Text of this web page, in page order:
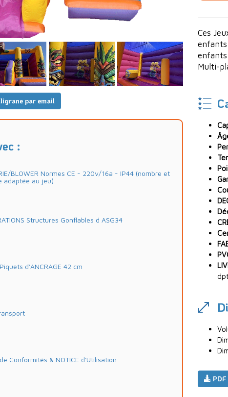
par email
:
BLOWER Normes CE - 220v/16a - IP44 (nombre et
adaptée au jeu)
Structures Gonflables d ASG34
d'ANCRAGE 42 cm
de Conformités & NOTICE d'Utilisation
Ces
enfants
enfants
Multi-
dpt
PDF